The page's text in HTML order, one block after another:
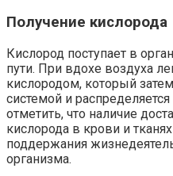
Получение кислорода
Кислород поступает в
пути. При вдохе воздуха
кислородом, который
системой и
отметить, что наличие
кислорода в крови и
поддержания
организма.